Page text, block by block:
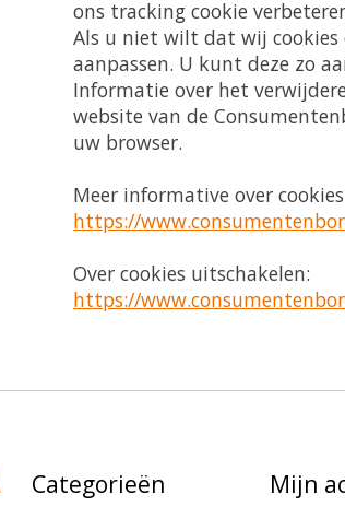
ons tracking cookie
Als u niet wilt dat wij
aanpassen. U kunt deze zo
Informatie over het
website van de
uw browser.
Meer informative over
https://
Over cookies uitschakelen:
https://
Categorieën Mijn